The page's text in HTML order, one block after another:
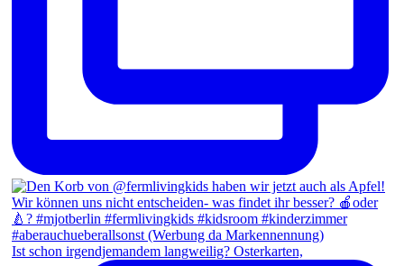
Ist schon irgendjemandem langweilig? Osterkarten,